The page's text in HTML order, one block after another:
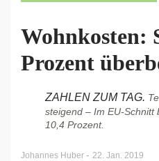
Wohnkosten:
Prozent
ZAHLEN ZUM TAG.
steigend – Im EU-Schnitt
10,4 Prozent.
Johannes Huber - 22. Jan. 2019